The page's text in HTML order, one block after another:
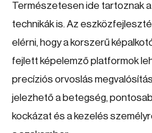
Természetesen ide tartoznak
technikák is. Az
elérni, hogy a korszerű
fejlett képelemző platformok
precíziós orvoslás
jelezhető a betegség,
kockázat és a kezelés